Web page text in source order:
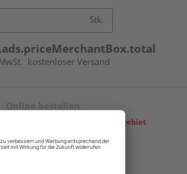
Stk.
kostenloser Versand
Online bestellen
Ihr Standort ist nicht im Liefergebiet
Beim Händler abholen